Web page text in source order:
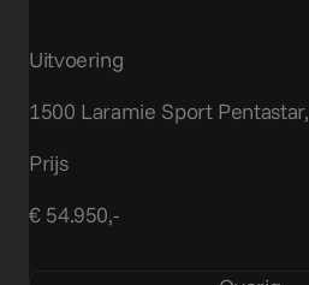
Uitvoering
1500 Laramie Sport Pentastar,
Prijs
€ 54.950,-